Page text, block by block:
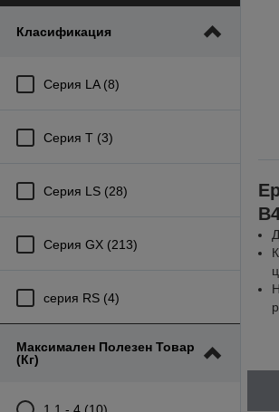
Класификация
Серия LA (8)
Серия T (3)
Серия LS (28)
Серия GX (213)
серия RS (4)
Максимален Полезен Товар
(кг)
1.1 - 4 (10)